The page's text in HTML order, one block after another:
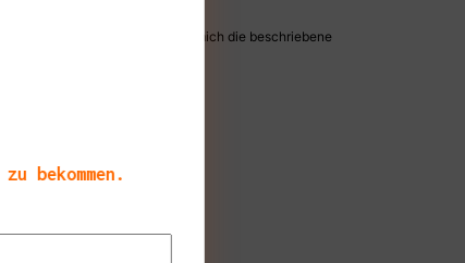
interessant, und auch wenn mich die beschriebene
bekommen.